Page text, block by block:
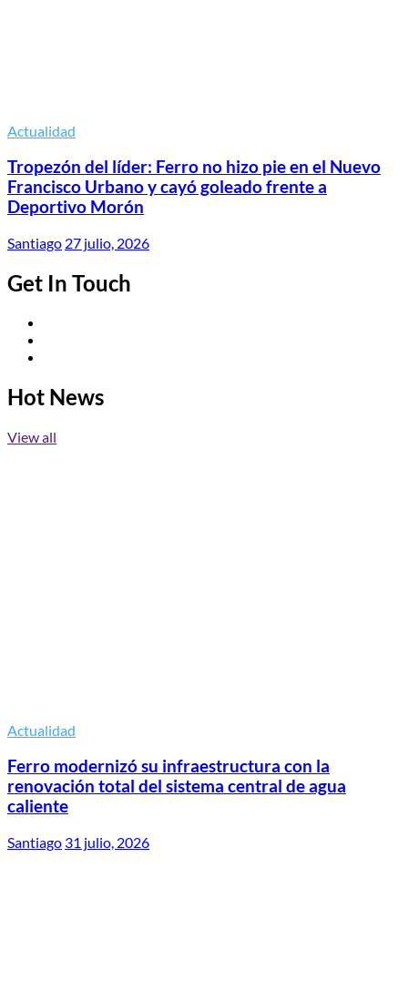
Actualidad
Tropezón del líder: Ferro no hizo pie en el Nuevo
Francisco Urbano y cayó goleado frente a
Deportivo Morón
Santiago 27 julio, 2026
Get In Touch
Hot News
View all
Actualidad
Ferro modernizó su infraestructura con la
renovación total del sistema central de agua
caliente
Santiago 31 julio, 2026